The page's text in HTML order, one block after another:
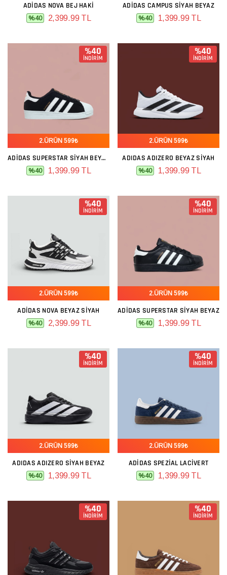
ADIDAS NOVA BEJ HAKI
%40 2,399.99 TL
ADIDAS CAMPUS SIYAH BEYAZ
%40 1,399.99 TL
%40
İNDİRİM
2.ÜRÜN 599₺
ADIDAS SUPERSTAR SIYAH BEYAZ NUBUK
%40 1,399.99 TL
%40
İNDİRİM
2.ÜRÜN 599₺
ADIDAS ADIZERO BEYAZ SIYAH
%40 1,399.99 TL
%40
İNDİRİM
2.ÜRÜN 599₺
ADIDAS NOVA BEYAZ SIYAH
%40 2,399.99 TL
%40
İNDİRİM
2.ÜRÜN 599₺
ADIDAS SUPERSTAR SIYAH BEYAZ
%40 1,399.99 TL
%40
İNDİRİM
2.ÜRÜN 599₺
ADIDAS ADIZERO SIYAH BEYAZ
%40 1,399.99 TL
%40
İNDİRİM
2.ÜRÜN 599₺
ADIDAS SPEZIAL LACIVERT
%40 1,399.99 TL
%40
İNDİRİM
%40
İNDİRİM